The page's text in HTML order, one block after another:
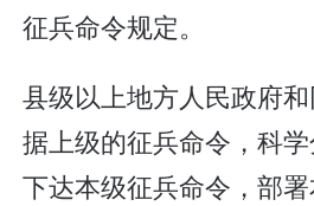
征兵命令规定。
县级以上地方人民政府
据上级的征兵命令，科学
下达本级征兵命令，部